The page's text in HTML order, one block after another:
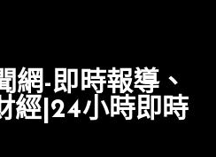
網-即時報導、
經|24小時即時